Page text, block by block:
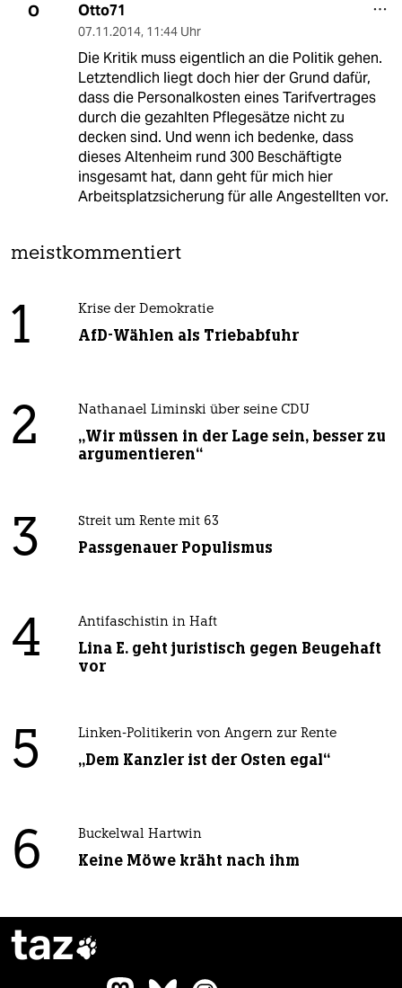
O Otto71
07.11.2014, 11:44 Uhr
Die Kritik muss eigentlich an die Politik gehen.
Letztendlich liegt doch hier der Grund dafür,
dass die Personalkosten eines Tarifvertrages
durch die gezahlten Pflegesätze nicht zu
decken sind. Und wenn ich bedenke, dass
dieses Altenheim rund 300 Beschäftigte
insgesamt hat, dann geht für mich hier
Arbeitsplatzsicherung für alle Angestellten vor.
meistkommentiert
1 Krise der Demokratie
AfD-Wählen als Triebabfuhr
2 Nathanael Liminski über seine CDU
„Wir müssen in der Lage sein, besser zu
argumentieren“
3 Streit um Rente mit 63
Passgenauer Populismus
4 Antifaschistin in Haft
Lina E. geht juristisch gegen Beugehaft
vor
5 Linken-Politikerin von Angern zur Rente
„Dem Kanzler ist der Osten egal“
6 Buckelwal Hartwin
Keine Möwe kräht nach ihm
taz